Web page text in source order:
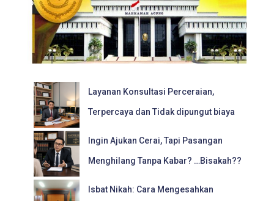
Layanan Konsultasi Perceraian,
Terpercaya dan Tidak dipungut biaya
Ingin Ajukan Cerai, Tapi Pasangan
Menghilang Tanpa Kabar? …Bisakah??
Isbat Nikah: Cara Mengesahkan